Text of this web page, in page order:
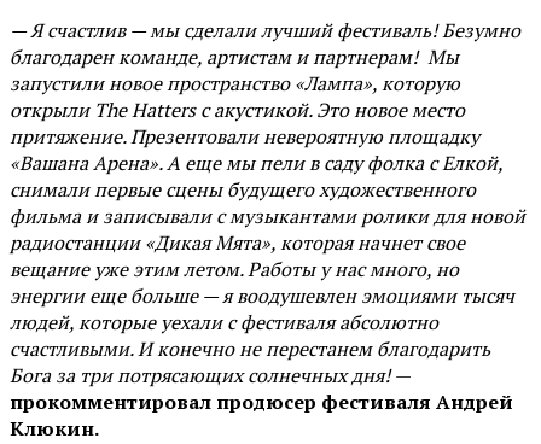
— Я счастлив — мы сделали лучший фестиваль! Безумно
благодарен команде, артистам и партнерам! Мы
запустили новое пространство «Лампа», которую
открыли The Hatters с акустикой. Это новое место
притяжение. Презентовали невероятную площадку
«Вашана Арена». А еще мы пели в саду фолка с Елкой,
снимали первые сцены будущего художественного
фильма и записывали с музыкантами ролики для новой
радиостанции «Дикая Мята», которая начнет свое
вещание уже этим летом. Работы у нас много, но
энергии еще больше — я воодушевлен эмоциями тысяч
людей, которые уехали с фестиваля абсолютно
счастливыми. И конечно не перестанем благодарить
Бога за три потрясающих солнечных дня!—
прокомментировал продюсер фестиваля Андрей
Клюкин.